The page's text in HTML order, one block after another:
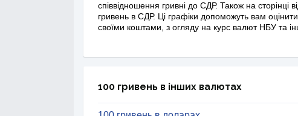
співвідношення гривні до СДР. Також на сторінці
гривень в СДР. Ці графіки допоможуть вам
своїми коштами, з огляду на курс валют НБУ та
100 гривень в інших валютах